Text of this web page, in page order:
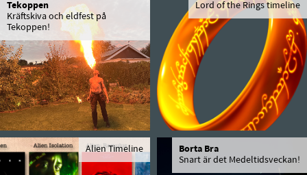
Tekoppen
Kräftskiva och eldfest på
Tekoppen!
Lord of the Rings timeline
Alien Timeline
Borta Bra
Snart är det Medeltidsveckan!